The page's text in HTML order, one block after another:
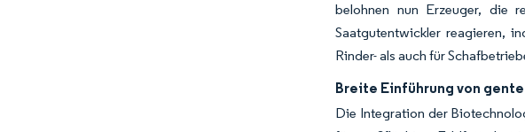
belohnen nun Erzeuger, die
Saatgutentwickler reagieren,
Rinder- als auch für
Breite Einführung von
Die Integration der